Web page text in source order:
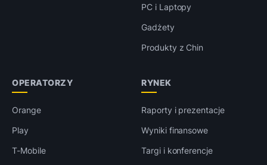
PC i Laptopy
Gadżety
Produkty z Chin
OPERATORZY
Orange
Play
T-Mobile
RYNEK
Raporty i prezentacje
Wyniki finansowe
Targi i konferencje